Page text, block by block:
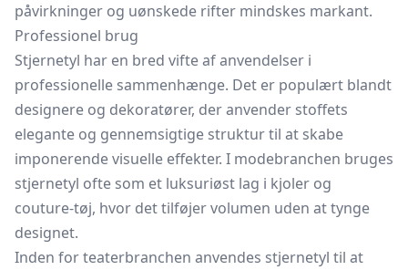
påvirkninger og uønskede rifter mindskes markant.
Professionel brug
Stjernetyl har en bred vifte af anvendelser i
professionelle sammenhænge. Det er populært blandt
designere og dekoratører, der anvender stoffets
elegante og gennemsigtige struktur til at skabe
imponerende visuelle effekter. I modebranchen bruges
stjernetyl ofte som et luksuriøst lag i kjoler og
couture-tøj, hvor det tilføjer volumen uden at tynge
designet.
Inden for teaterbranchen anvendes stjernetyl til at